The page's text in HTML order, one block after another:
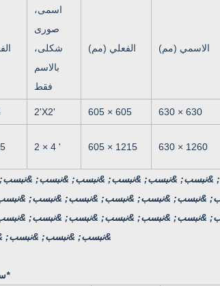
اسمى،
صورى
شكلى،
بالاسم
فقط
الفعلي (مم) الاسمي (مم)
2'X2' 605 × 605 630 × 630
2 × 4 ' 605 × 1215 630 × 1260
&نبسب; &نبسب; &نبسب; &نبسب; &نبسب;
&نبسب; &نبسب; &نبسب; &نبسب; &نبسب;
&نبسب; &نبسب; &نبسب;
*